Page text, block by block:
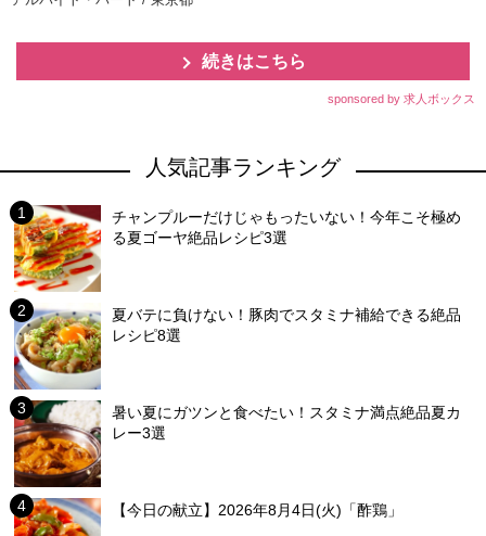
続きはこちら
sponsored by 求人ボックス
人気記事ランキング
チャンプルーだけじゃもったいない！今年こそ極め
る夏ゴーヤ絶品レシピ3選
夏バテに負けない！豚肉でスタミナ補給できる絶品
レシピ8選
暑い夏にガツンと食べたい！スタミナ満点絶品夏カ
レー3選
【今日の献立】2026年8月4日(火)「酢鶏」